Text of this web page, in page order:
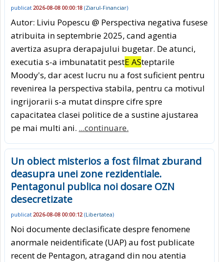
publicat 2026-08-08 00:00:18 (Ziarul-Financiar)
Autor: Liviu Popescu @ Perspectiva negativa fusese
atribuita in septembrie 2025, cand agentia
avertiza asupra derapajului bugetar. De atunci,
executia s-a imbunatatit pestE ASteptarile
Moody's, dar acest lucru nu a fost suficient pentru
revenirea la perspectiva stabila, pentru ca motivul
ingrijorarii s-a mutat dinspre cifre spre
capacitatea clasei politice de a sustine ajustarea
pe mai multi ani. ...continuare.
Un obiect misterios a fost filmat zburand
deasupra unei zone rezidentiale.
Pentagonul publica noi dosare OZN
desecretizate
publicat 2026-08-08 00:00:12 (Libertatea)
Noi documente declasificate despre fenomene
anormale neidentificate (UAP) au fost publicate
recent de Pentagon, atragand din nou atentia